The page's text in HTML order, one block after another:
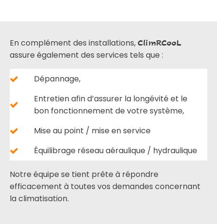
En complément des installations,ClimRCooL
assure également des services tels que :
Dépannage,
Entretien afin d’assurer la longévité et le
bon fonctionnement de votre système,
Mise au point / mise en service
Équilibrage réseau aéraulique / hydraulique
Notre équipe se tient prête à répondre
efficacement à toutes vos demandes concernant
la climatisation.